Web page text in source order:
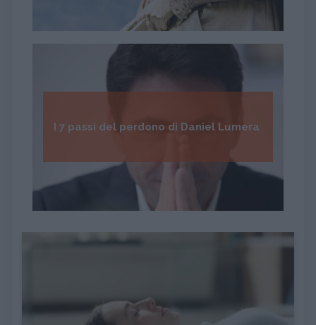
I 7 passi del perdono di Daniel Lumera